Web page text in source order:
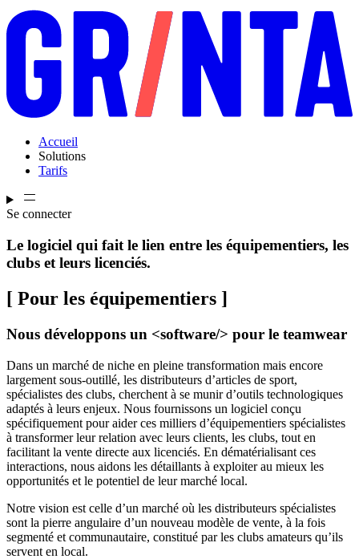
Accueil
Solutions
Tarifs
Se connecter
Le logiciel qui fait le lien entre les équipementiers, les
clubs et leurs licenciés.
[ Pour les équipementiers ]
Nous développons un <software/> pour le teamwear
Dans un marché de niche en pleine transformation mais encore
largement sous-outillé, les distributeurs d’articles de sport,
spécialistes des clubs, cherchent à se munir d’outils technologiques
adaptés à leurs enjeux. Nous fournissons un logiciel conçu
spécifiquement pour aider ces milliers d’équipementiers spécialistes
à transformer leur relation avec leurs clients, les clubs, tout en
facilitant la vente directe aux licenciés. En dématérialisant ces
interactions, nous aidons les détaillants à exploiter au mieux les
opportunités et le potentiel de leur marché local.
Notre vision est celle d’un marché où les distributeurs spécialistes
sont la pierre angulaire d’un nouveau modèle de vente, à la fois
segmenté et communautaire, constitué par les clubs amateurs qu’ils
servent en local.